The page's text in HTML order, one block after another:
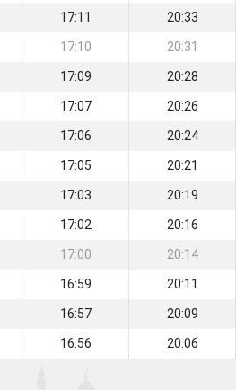
17:11 20:33
17:10 20:31
17:09 20:28
17:07 20:26
17:06 20:24
17:05 20:21
17:03 20:19
17:02 20:16
17:00 20:14
16:59 20:11
16:57 20:09
16:56 20:06